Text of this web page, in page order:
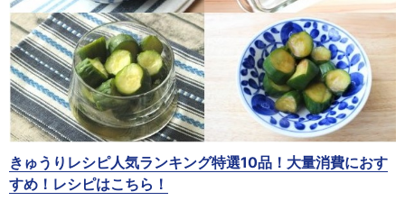
きゅうりレシピ人気ランキング特選10品！大量消費におす
すめ！レシピはこちら！